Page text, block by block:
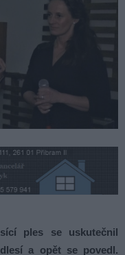
ples se uskutečnil
a opět se povedl.